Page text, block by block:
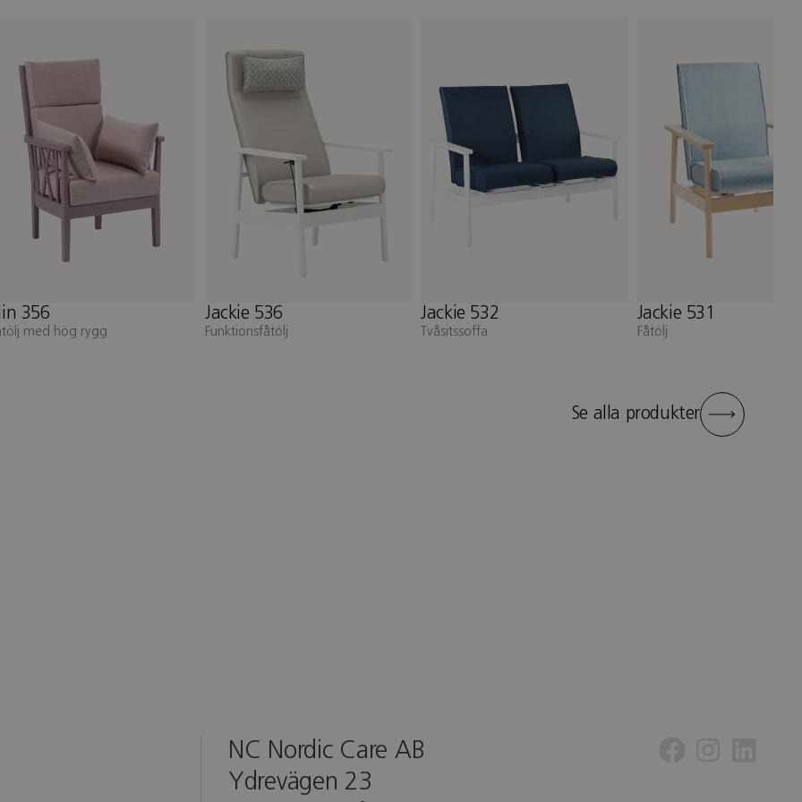
536 Jackie 532
Tvåsitssoffa
Jackie 531
Fåtölj
Sture 393
Fotpall
Se alla produkter
NC Nordic Care AB
Ydrevägen 23